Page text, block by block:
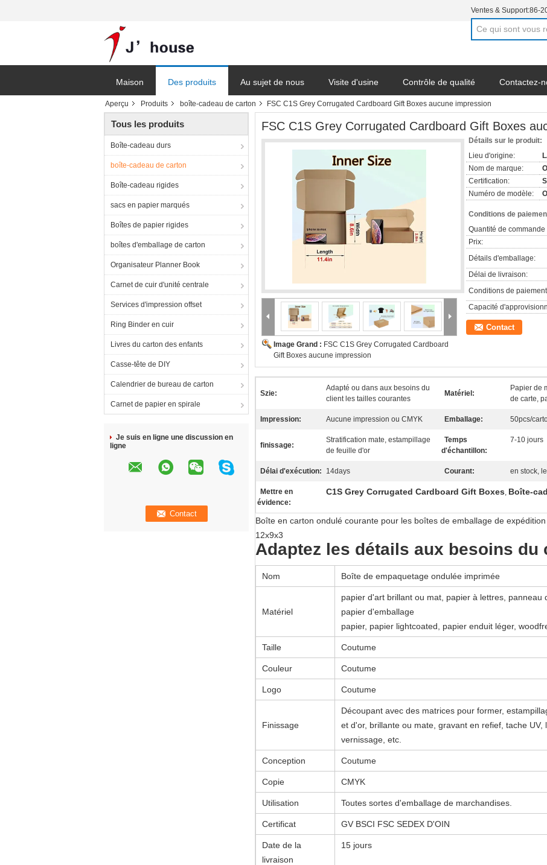
Ventes & Support:86-
Maison Des produits Au sujet de nous Visite d'usine Contrôle de qualité Contactez-
Aperçu Produits boîte-cadeau de carton FSC C1S Grey Corrugated Cardboard Gift Boxes aucune impression
Tous les produits
Boîte-cadeau durs
boîte-cadeau de carton
Boîte-cadeau rigides
sacs en papier marqués
Boîtes de papier rigides
boîtes d'emballage de carton
Organisateur Planner Book
Carnet de cuir d'unité centrale
Services d'impression offset
Ring Binder en cuir
Livres du carton des enfants
Casse-tête de DIY
Calendrier de bureau de carton
Carnet de papier en spirale
Je suis en ligne une discussion en
ligne
FSC C1S Grey Corrugated Cardboard Gift Boxes
Image Grand : FSC C1S Grey Corrugated Cardboard
Gift Boxes aucune impression
Détails sur le produit:
Lieu d'origine:
Nom de marque:
Certification:
Numéro de modèle:
Conditions de
Quantité de commande
Prix:
Détails d'emballage:
Délai de livraison:
Conditions de
Capacité
Contact
Szie:
Adapté ou dans aux besoins du
client les tailles courantes
Matériel:
Papier de
de carte,
Impression: Aucune impression ou CMYK Emballage: 50pcs/
finissage:
Stratification mate, estampillage
de feuille d'or
Temps
d'échantillon:
7-10 jours
Délai d'exécution: 14days Courant: en stock,
Mettre en
évidence:
C1S Grey Corrugated Cardboard Gift Boxes, Boîte-
Boîte en carton ondulé courante pour les boîtes de emballage de
12x9x3
Adaptez les détails aux besoins du
Nom Boîte de empaquetage ondulée imprimée
Matériel
papier d'art brillant ou mat, papier à lettres, panneau
papier d'emballage
papier, papier lightcoated, papier enduit léger,
Taille Coutume
Couleur Coutume
Logo Coutume
Finissage
Découpant avec des matrices pour former,
et d'or, brillante ou mate, gravant en refief, tache UV,
vernissage, etc.
Conception Coutume
Copie CMYK
Utilisation Toutes sortes d'emballage de marchandises.
Certificat GV BSCI FSC SEDEX D'OIN
Date de la
livraison
15 jours